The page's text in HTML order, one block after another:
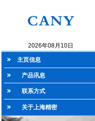
2026年08月10日
主页信息
产品讯息
联系方式
关于上海精密